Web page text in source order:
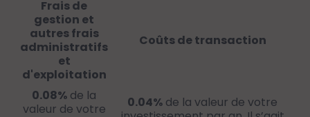
Frais de
gestion et
autres frais
administratifs
et
d'exploitation
Coûts de transaction
0.08% de la
valeur de votre
0.04% de la valeur de votre